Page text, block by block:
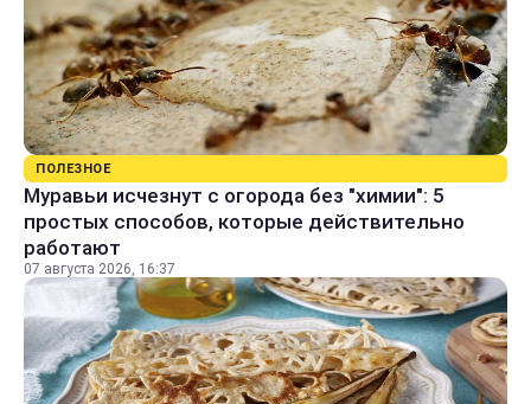
ПОЛЕЗНОЕ
Муравьи исчезнут с огорода без "химии": 5
простых способов, которые действительно
работают
07 августа 2026, 16:37